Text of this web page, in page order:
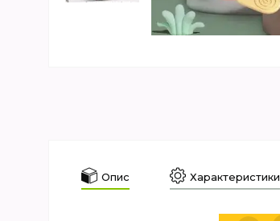
Опис Характеристики